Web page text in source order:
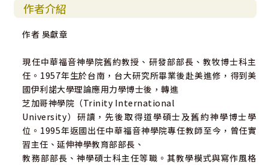
作者介紹
作者 吳獻章
現任中華福音神學院舊約教授、研發部部長、教牧博士科主
任。1957年生於台南，台大研究所畢業後赴美進修，得到美
國伊利諾大學理論應用力學博士後，轉進
芝加哥神學院（Trinity International
University）研讀，先後取得道學碩士及舊約神學博士學
位。1995年返國出任中華福音神學院專任教師至今，曾任實
習主任、延伸神學教育部部長、
教務部部長、神學碩士科主任等職。其教學模式與寫作風格